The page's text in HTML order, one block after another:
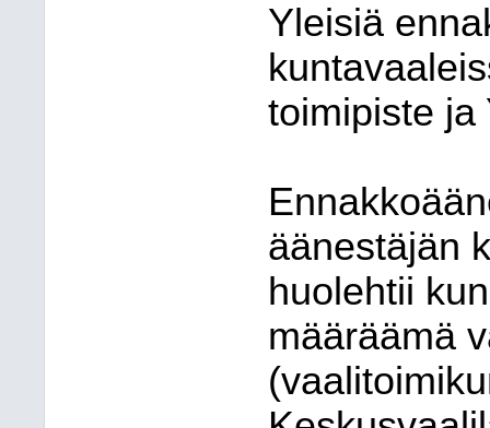
Yleisiä
toimipiste ja
äänestäjän
huolehtii
määräämä